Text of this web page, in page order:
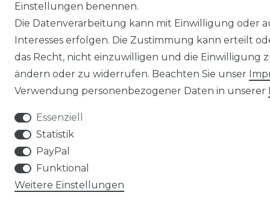
Einstellungen benennen.
Die Datenverarbeitung kann mit Einwilligung oder
Interesses erfolgen. Die Zustimmung kann erteilt
das Recht, nicht einzuwilligen und die Einwilligung
ändern oder zu widerrufen. Beachten Sie unser
Verwendung personenbezogener Daten in unserer
Essenziell
Statistik
PayPal
Funktional
Weitere Einstellungen